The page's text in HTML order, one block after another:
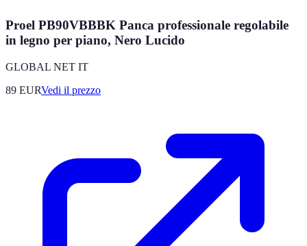
Proel PB90VBBBK Panca professionale regolabile
in legno per piano, Nero Lucido
GLOBAL NET IT
89 EURVedi il prezzo